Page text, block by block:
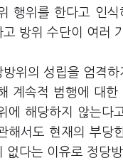
행위를 한다고 인
방위 수단이 여러
방위의 성립을 엄격
계속적 범행에 대
에 해당하지 않는다
해서도 현재의 부당
없다는 이유로 정당